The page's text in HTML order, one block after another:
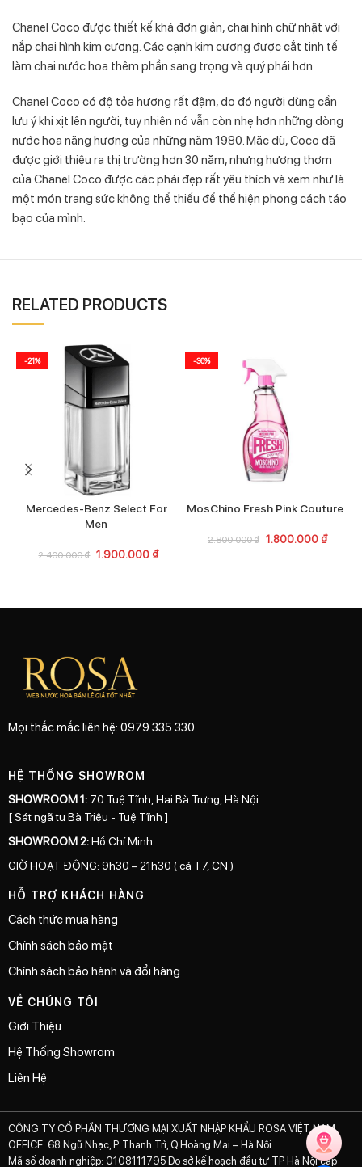
Chanel Coco được thiết kế khá đơn giản, chai hình chữ nhật với
nắp chai hình kim cương. Các cạnh kim cương được cắt tinh tế
làm chai nước hoa thêm phần sang trọng và quý phái hơn.
Chanel Coco có độ tỏa hương rất đậm, do đó người dùng cần
lưu ý khi xịt lên người, tuy nhiên nó vẫn còn nhẹ hơn những dòng
nước hoa nặng hương của những năm 1980. Mặc dù, Coco đã
được giới thiệu ra thị trường hơn 30 năm, nhưng hương thơm
của Chanel Coco được các phái đẹp rất yêu thích và xem như là
một món trang sức không thể thiếu để thể hiện phong cách táo
bạo của mình.
RELATED PRODUCTS
-21%
Mercedes-Benz Select For
Men
2.400.000₫ 1.900.000 ₫
-36%
MosChino Fresh Pink Couture
2.800.000₫ 1.800.000 ₫
Mọi thắc mắc liên hệ: 0979 335 330
HỆ THỐNG SHOWROM
SHOWROOM 1: 70 Tuệ Tĩnh, Hai Bà Trưng, Hà Nội
[ Sát ngã tư Bà Triệu - Tuệ Tĩnh ]
SHOWROOM 2:Hồ Chí Minh
GIỜ HOẠT ĐỘNG: 9h30 – 21h30 ( cả T7, CN )
HỖ TRỢ KHÁCH HÀNG
Cách thức mua hàng
Chính sách bảo mật
Chính sách bảo hành và đổi hàng
VỀ CHÚNG TÔI
Giới Thiệu
Hệ Thống Showrom
Liên Hệ
CÔNG TY CỔ PHẦN THƯƠNG MẠI XUẤT NHẬP KHẨU ROSA VIỆT NAM
OFFICE: 68 Ngũ Nhạc, P. Thanh Trì, Q.Hoàng Mai – Hà Nội.
Mã số doanh nghiệp: 0108111795 Do sở kế hoạch đầu tư TP Hà Nội cấp